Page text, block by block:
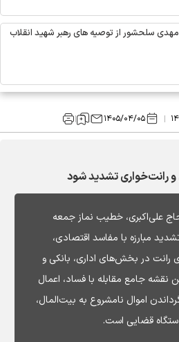
سلحشور از توصیه های رهبر شهید انقلاب
۱۴۰۵/۰۴/۰۵
رانت‌خواری تشدید شود
علی‌اکبری، خطیب نماز جمعه
مبارزه با مفاسد اقتصادی،
رانت در بخش‌های اداری، بانکی و
جامع مقابله با فساد، اعمال
اموال نامشروع به بیت‌المال،
قضایی است.